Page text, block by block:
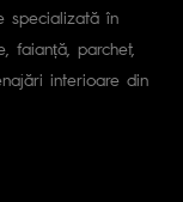
specializată în
faianță, parchet,
interioare din